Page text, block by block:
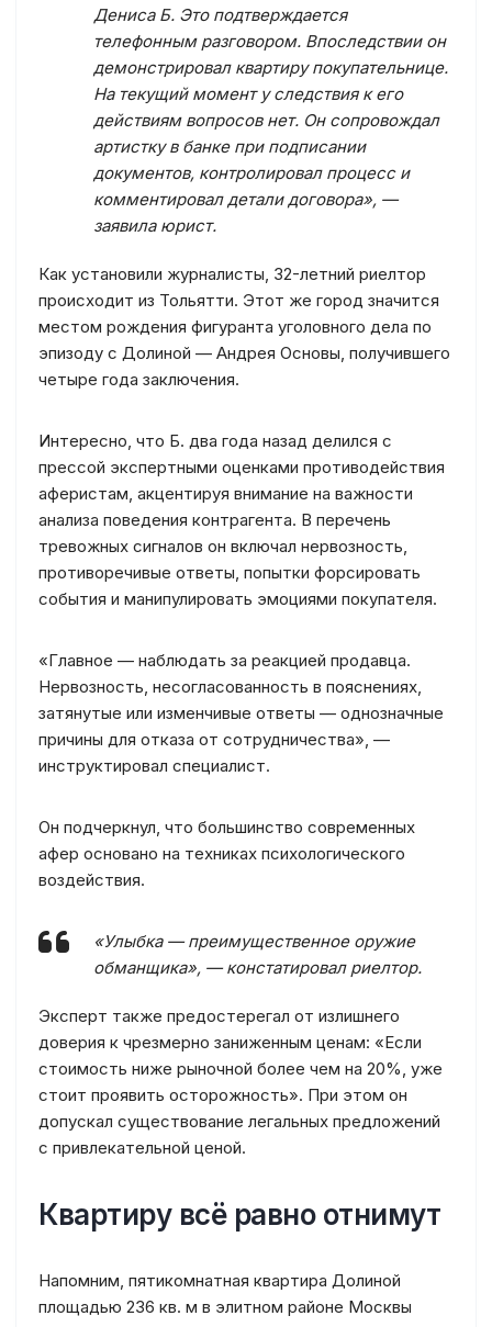
Дениса Б. Это подтверждается
телефонным разговором. Впоследствии он
демонстрировал квартиру покупательнице.
На текущий момент у следствия к его
действиям вопросов нет. Он сопровождал
артистку в банке при подписании
документов, контролировал процесс и
комментировал детали договора», —
заявила юрист.
Как установили журналисты, 32-летний риелтор
происходит из Тольятти. Этот же город значится
местом рождения фигуранта уголовного дела по
эпизоду с Долиной — Андрея Основы, получившего
четыре года заключения.
Интересно, что Б. два года назад делился с
прессой экспертными оценками противодействия
аферистам, акцентируя внимание на важности
анализа поведения контрагента. В перечень
тревожных сигналов он включал нервозность,
противоречивые ответы, попытки форсировать
события и манипулировать эмоциями покупателя.
«Главное — наблюдать за реакцией продавца.
Нервозность, несогласованность в пояснениях,
затянутые или изменчивые ответы — однозначные
причины для отказа от сотрудничества», —
инструктировал специалист.
Он подчеркнул, что большинство современных
афер основано на техниках психологического
воздействия.
«Улыбка — преимущественное оружие
обманщика», — констатировал риелтор.
Эксперт также предостерегал от излишнего
доверия к чрезмерно заниженным ценам: «Если
стоимость ниже рыночной более чем на 20%, уже
стоит проявить осторожность». При этом он
допускал существование легальных предложений
с привлекательной ценой.
Квартиру всё равно отнимут
Напомним, пятикомнатная квартира Долиной
площадью 236 кв. м в элитном районе Москвы